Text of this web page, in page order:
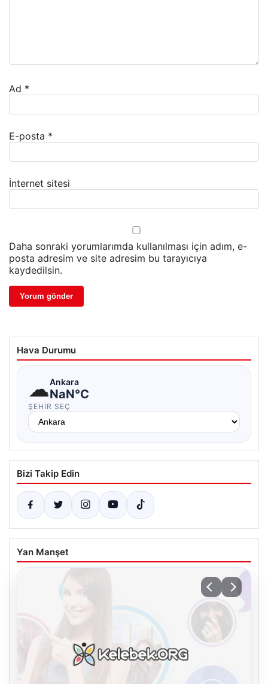
Ad *
E-posta *
İnternet sitesi
Daha sonraki yorumlarımda kullanılması için adım, e-
posta adresim ve site adresim bu tarayıcıya
kaydedilsin.
Hava Durumu
☁Ankara
NaN°C
ŞEHIR SEÇ
Bizi Takip Edin
Yan Manşet